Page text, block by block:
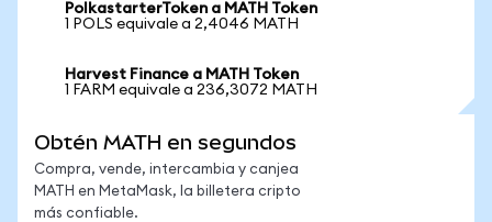
PolkastarterToken a MATH Token
1 POLS equivale a 2,4046 MATH
Harvest Finance a MATH Token
1 FARM equivale a 236,3072 MATH
Obtén MATH en segundos
Compra, vende, intercambia y canjea
MATH en MetaMask, la billetera cripto
más confiable.